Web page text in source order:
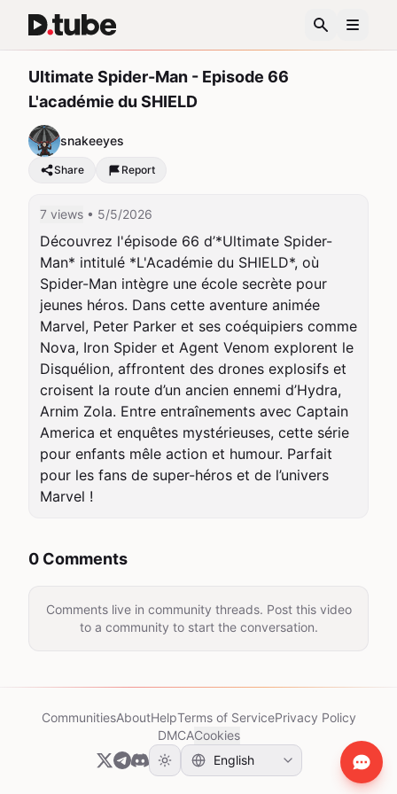
Ultimate Spider-Man - Episode 66
L'académie du SHIELD
snakeeyes
Share Report
7 views • 5/5/2026
Découvrez l'épisode 66 d’*Ultimate Spider-
Man* intitulé *L'Académie du SHIELD*, où
Spider-Man intègre une école secrète pour
jeunes héros. Dans cette aventure animée
Marvel, Peter Parker et ses coéquipiers comme
Nova, Iron Spider et Agent Venom explorent le
Disquélion, affrontent des drones explosifs et
croisent la route d’un ancien ennemi d’Hydra,
Arnim Zola. Entre entraînements avec Captain
America et enquêtes mystérieuses, cette série
pour enfants mêle action et humour. Parfait
pour les fans de super-héros et de l’univers
Marvel !
0 Comments
Comments live in community threads. Post this video
to a community to start the conversation.
CommunitiesAboutHelpTerms of ServicePrivacy Policy
DMCACookies